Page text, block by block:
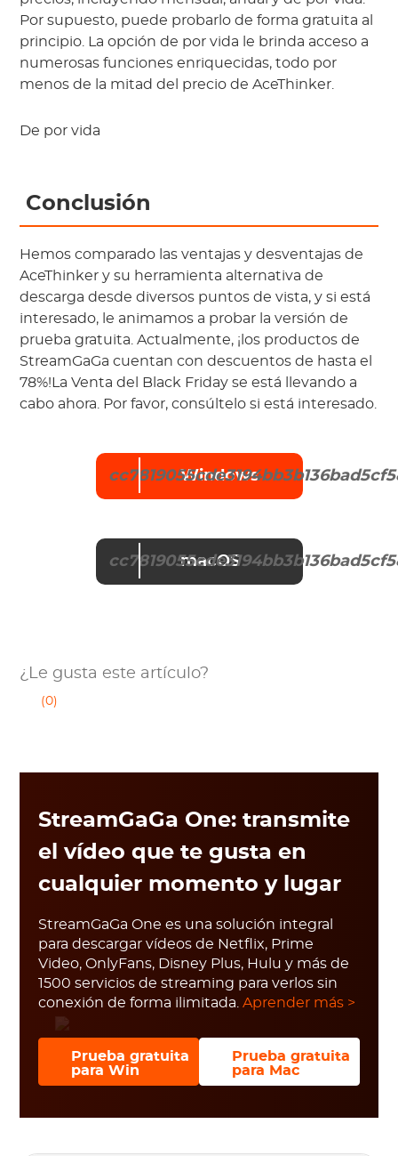
Por supuesto, puede probarlo de forma gratuita al
principio. La opción de por vida le brinda acceso a
numerosas funciones enriquecidas, todo por
menos de la mitad del precio de AceThinker.
De por vida
Conclusión
Hemos comparado las ventajas y desventajas de
AceThinker y su herramienta alternativa de
descarga desde diversos puntos de vista, y si está
interesado, le animamos a probar la versión de
prueba gratuita. Actualmente, ¡los productos de
StreamGaGa cuentan con descuentos de hasta el
78%! La Venta del Black Friday se está llevando a
cabo ahora. Por favor, consúltelo si está interesado.
Windows
macOS
¿Le gusta este artículo?
(0)
StreamGaGa One: transmite
el vídeo que te gusta en
cualquier momento y lugar
StreamGaGa One es una solución integral
para descargar vídeos de Netflix, Prime
Video, OnlyFans, Disney Plus, Hulu y más de
1500 servicios de streaming para verlos sin
conexión de forma ilimitada. Aprender más >
Prueba gratuita
para Win
Prueba gratuita
para Mac